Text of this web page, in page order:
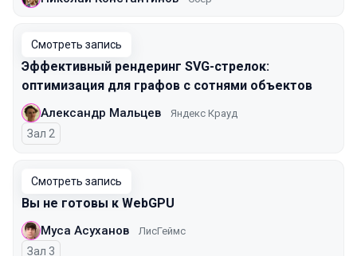
Смотреть запись
Эффективный рендеринг SVG-стрелок:
оптимизация для графов с сотнями объектов
Александр Мальцев Яндекс Крауд
Зал 2
Смотреть запись
Вы не готовы к WebGPU
Муса Асуханов ЛисГеймс
Зал 3